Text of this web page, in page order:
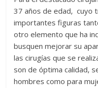
37 años de edad, cuyo
importantes figuras
otro elemento que ha
busquen mejorar su
las cirugías que se
son de óptima calidad,
hombres como para